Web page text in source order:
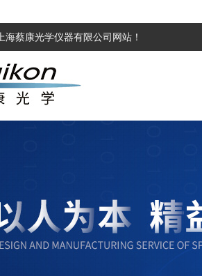
上海蔡康光学仪器有限公司 网站！